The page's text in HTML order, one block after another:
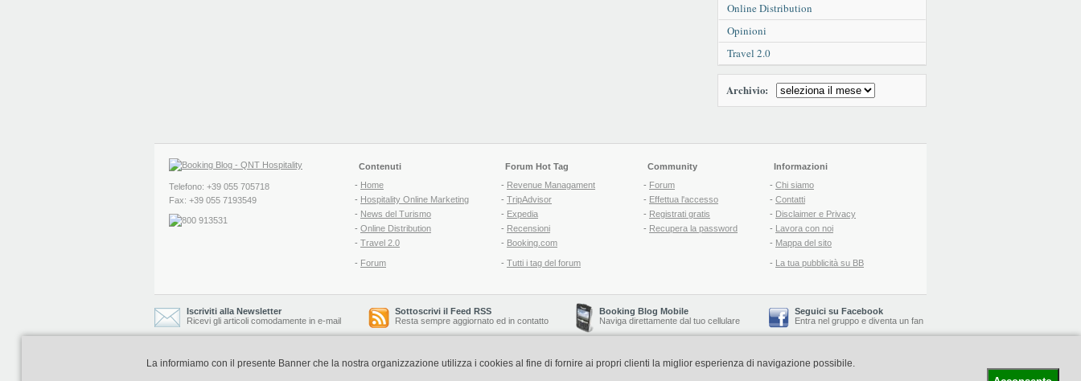
Online Distribution
Opinioni
Travel 2.0
Archivio:
Telefono: +39 055 705718
Fax: +39 055 7193549
Contenuti
- Home
- Hospitality Online Marketing
- News del Turismo
- Online Distribution
- Travel 2.0
- Forum
Forum Hot Tag
- Revenue Managament
- TripAdvisor
- Expedia
- Recensioni
- Booking.com
- Tutti i tag del forum
Community
- Forum
- Effettua l'accesso
- Registrati gratis
- Recupera la password
Informazioni
- Chi siamo
- Contatti
- Disclaimer e Privacy
- Lavora con noi
- Mappa del sito
- La tua pubblicità su BB
Iscriviti alla Newsletter
Ricevi gli articoli comodamente in e-mail
Sottoscrivi il Feed RSS
Resta sempre aggiornato ed in contatto
Booking Blog Mobile
Naviga direttamente dal tuo cellulare
Seguici su Facebook
Entra nel gruppo e diventa un fan
Booking Blog è realizzato e curato da Copyright © 2006-2026 QNT S.r.l. Socio Unico -www.qnt.it-Booking Blog™ -Il blog del Web Marketing Turistico
La informiamo con il presente Banner che la nostra organizzazione utilizza i cookies al fine di fornire ai propri clienti la miglior esperienza di navigazione possibile.